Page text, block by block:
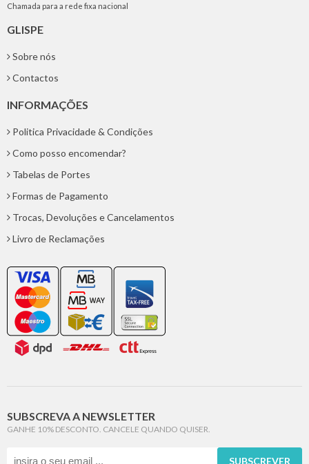
Chamada para a rede fixa nacional
GLISPE
Sobre nós
Contactos
INFORMAÇÕES
Politica Privacidade & Condições
Como posso encomendar?
Tabelas de Portes
Formas de Pagamento
Trocas, Devoluções e Cancelamentos
Livro de Reclamações
SUBSCREVA A NEWSLETTER
GANHE 10% DESCONTO. CANCELE QUANDO QUISER.
SUBSCREVER